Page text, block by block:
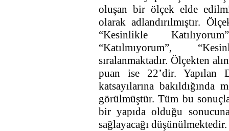
oluşan bir ölçek elde
olarak adlandırılmıştır.
“Kesinlikle
“Katılmıyorum”,
sıralanmaktadır. Ölçekten
puan ise 22’dir. Yapılan
katsayılarına
görülmüştür. Tüm bu
bir yapıda olduğu
sağlayacağı düşünülmektedir.